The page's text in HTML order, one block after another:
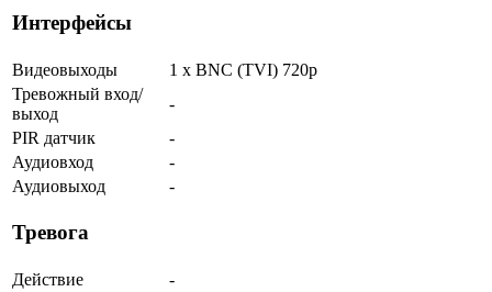
Интерфейсы
Видеовыходы
1 x BNC (TVI) 720p
Тревожный вход/
выход
-
PIR датчик
-
Аудиовход
-
Аудиовыход
-
Тревога
Действие
-